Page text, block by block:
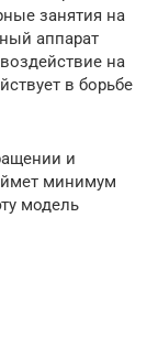
занятия на
аппарат
на
в борьбе
и
минимум
модель